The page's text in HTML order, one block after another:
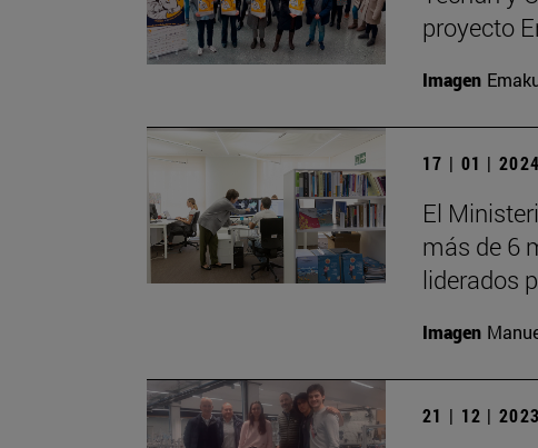
proyecto
Imagen
17 | 01 | 2024
El
más de 6
liderados
Imagen
21 | 12 | 2023